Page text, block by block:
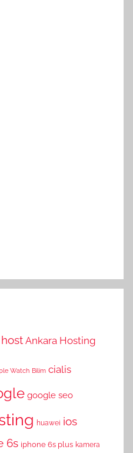
Ankara Hosting
Watch Bilim cialis
google seo
huawei ios
6s iphone 6s plus kamera